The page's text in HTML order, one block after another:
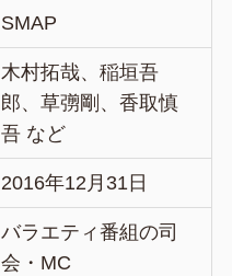
SMAP
木村拓哉、稲垣吾
郎、草彅剛、香取慎
吾 など
2016年12月31日
バラエティ番組の司
会・MC